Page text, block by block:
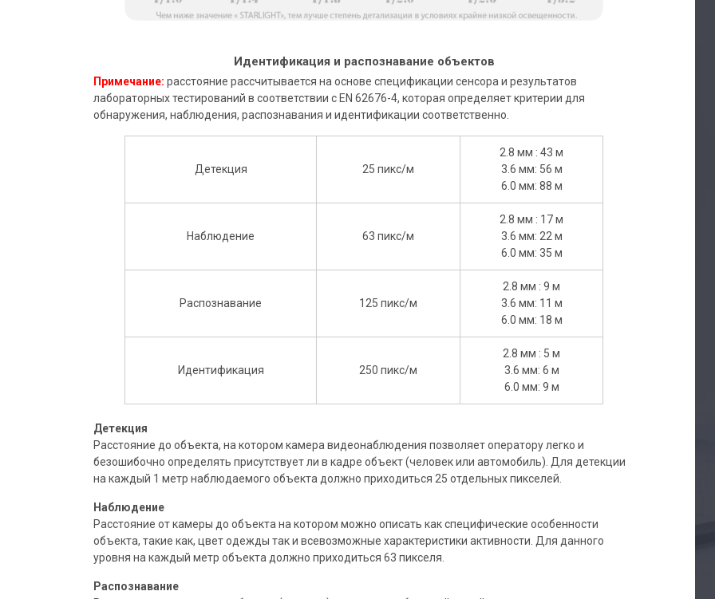
Идентификация и распознавание объектов
Примечание: расстояние рассчитывается на основе спецификации сенсора и результатов
лабораторных тестирований в соответствии с EN 62676-4, которая определяет критерии для
обнаружения, наблюдения, распознавания и идентификации соответственно.
Детекция 25 пикс/м
2.8 мм : 43 м
3.6 мм: 56 м
6.0 мм: 88 м
Наблюдение 63 пикс/м
2.8 мм : 17 м
3.6 мм: 22 м
6.0 мм: 35 м
Распознавание 125 пикс/м
2.8 мм : 9 м
3.6 мм: 11 м
6.0 мм: 18 м
Идентификация 250 пикс/м
2.8 мм : 5 м
3.6 мм: 6 м
6.0 мм: 9 м
Детекция
Расстояние до объекта, на котором камера видеонаблюдения позволяет оператору легко и
безошибочно определять присутствует ли в кадре объект (человек или автомобиль). Для детекции
на каждый 1 метр наблюдаемого объекта должно приходиться 25 отдельных пикселей.
Наблюдение
Расстояние от камеры до объекта на котором можно описать как специфические особенности
объекта, такие как, цвет одежды так и всевозможные характеристики активности. Для данного
уровня на каждый метр объекта должно приходиться 63 пикселя.
Распознавание